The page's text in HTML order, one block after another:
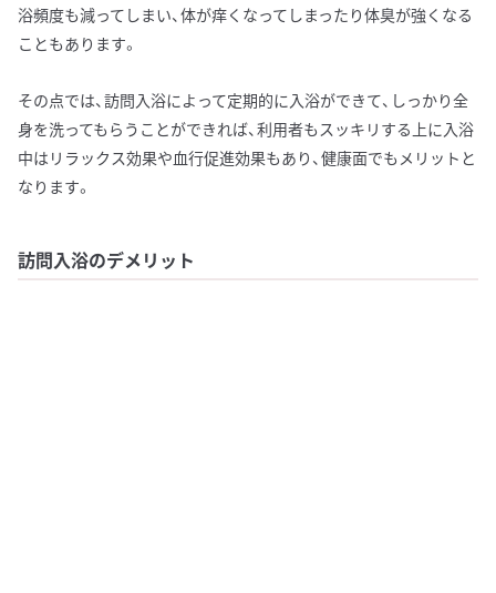
浴頻度も減ってしまい、体が痒くなってしまったり体臭が強くなる
こともあります。
その点では、訪問入浴によって定期的に入浴ができて、しっかり全
身を洗ってもらうことができれば、利用者もスッキリする上に入浴
中はリラックス効果や血行促進効果もあり、健康面でもメリットと
なります。
訪問入浴のデメリット